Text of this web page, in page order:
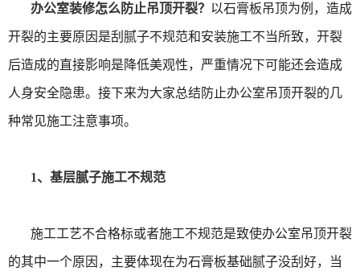
办公室装修怎么防止吊顶开裂？ 以石膏板吊顶为例，造成
开裂的主要原因是刮腻子不规范和安装施工不当所致，开裂
后造成的直接影响是降低美观性，严重情况下可能还会造成
人身安全隐患。接下来为大家总结防止办公室吊顶开裂的几
种常见施工注意事项。
1、基层腻子施工不规范
施工工艺不合格标或者施工不规范是致使办公室吊顶开裂
的其中一个原因，主要体现在为石膏板基础腻子没刮好，当